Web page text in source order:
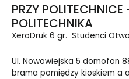
PRZY
POLITECHNIKA
XeroDruk 6 gr. Studenci
Ul. Nowowiejska 5 domofon
brama pomiędzy kioskiem a